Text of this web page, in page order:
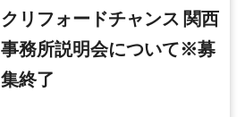
クリフォードチャンス 関西
事務所説明会について※募
集終了